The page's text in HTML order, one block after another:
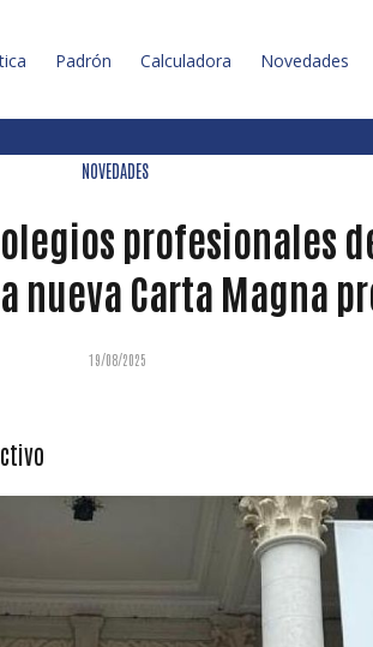
Padrón Calculadora Novedades
NOVEDADES
profesionales
nueva Carta Magna
19/08/2025